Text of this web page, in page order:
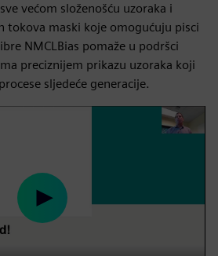
većom složenošću uzoraka i
tokova maski koje omogućuju pisci
NMCLBias pomaže u podršci
preciznijem prikazu uzoraka koji
sljedeće generacije.
Play